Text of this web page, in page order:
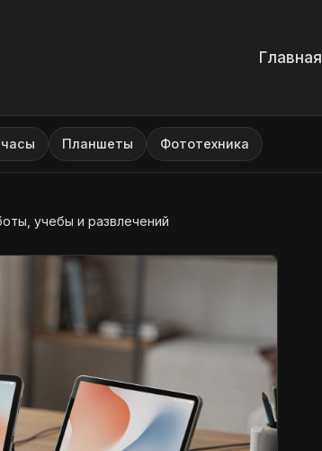
Главная
Планшеты Фототехника
учебы и развлечений